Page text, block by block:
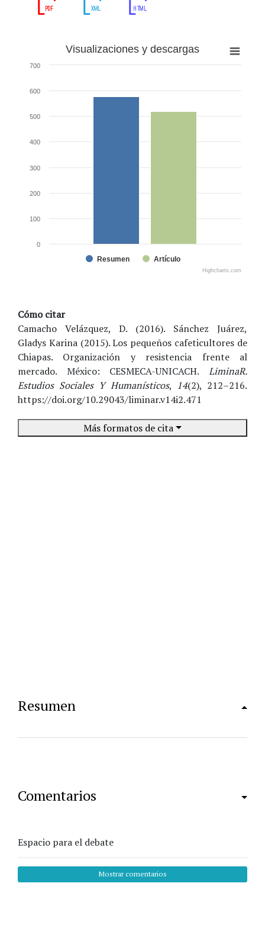
Visualizaciones y descargas
Resumen Artículo
0
100
200
300
400
500
600
700
Highcharts.com
Cómo citar
Camacho Velázquez, D. (2016). Sánchez Juárez,
Gladys Karina (2015). Los pequeños cafeticultores de
Chiapas. Organización y resistencia frente al
mercado. México: CESMECA-UNICACH. LiminaR.
Estudios Sociales Y Humanísticos, 14(2), 212–216.
https://doi.org/10.29043/liminar.v14i2.471
Más formatos de cita
Resumen
Comentarios
Espacio para el debate
Mostrar comentarios